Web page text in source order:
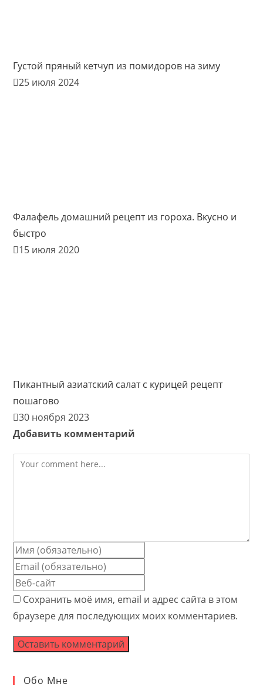
Густой пряный кетчуп из помидоров на зиму
25 июля 2024
Фалафель домашний рецепт из гороха. Вкусно и
быстро
15 июля 2020
Пикантный азиатский салат с курицей рецепт
пошагово
30 ноября 2023
Добавить комментарий
Comment
Enter
your
name
or
username
to
comment
Enter
your
email
address
to
comment
Enter
your
website
URL
(optional)
Сохранить моё имя, email и адрес сайта в этом
браузере для последующих моих комментариев.
Обо Мне